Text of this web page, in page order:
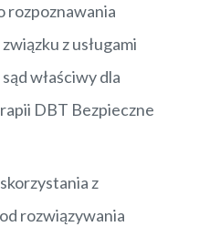
rozpoznawania
z usługami
właściwy dla
DBT Bezpieczne
z
rozwiązywania